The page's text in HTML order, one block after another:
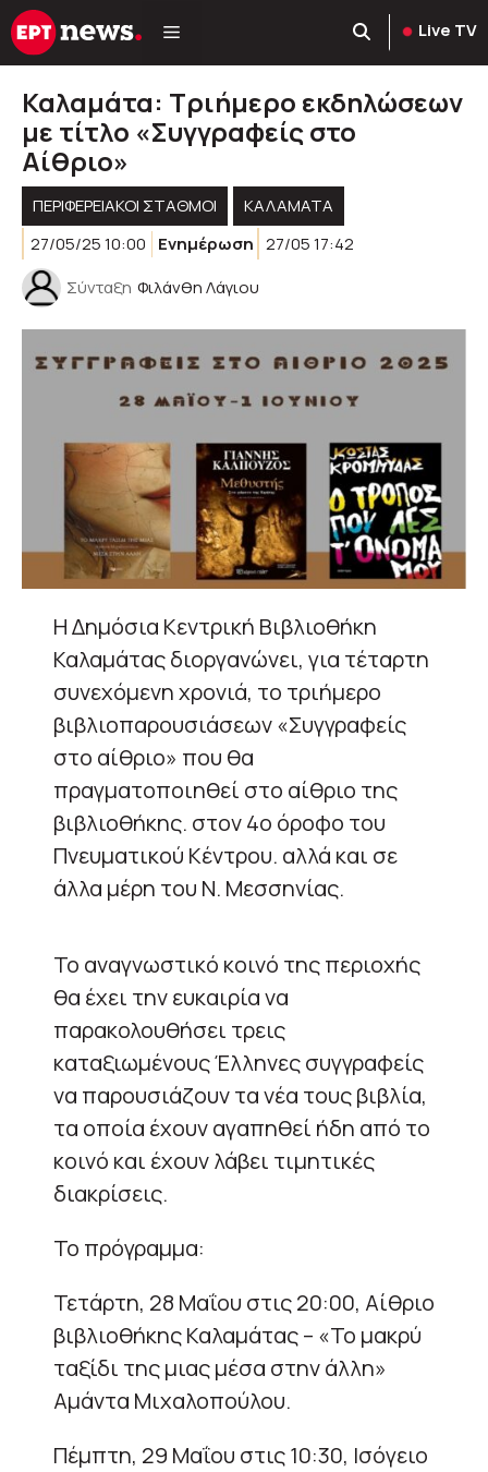
Μετάβαση
σε
Live TV
Καλαμάτα: Τριήμερο εκδηλώσεων
με τίτλο «Συγγραφείς στο
Αίθριο»
ΠΕΡΙΦΕΡΕΙΑΚΟΊ ΣΤΑΘΜΟΊ
ΚΑΛΑΜΑΤΑ
27/05/25 10:00
Ενημέρωση 27/05 17:42
Σύνταξη Φιλάνθη Λάγιου
Η Δημόσια Κεντρική Βιβλιοθήκη
Καλαμάτας διοργανώνει, για τέταρτη
συνεχόμενη χρονιά, το τριήμερο
βιβλιοπαρουσιάσεων «Συγγραφείς
στο αίθριο» που θα
πραγματοποιηθεί στο αίθριο της
βιβλιοθήκης. στον 4ο όροφο του
Πνευματικού Κέντρου. αλλά και σε
άλλα μέρη του Ν. Μεσσηνίας.
Το αναγνωστικό κοινό της περιοχής
θα έχει την ευκαιρία να
παρακολουθήσει τρεις
καταξιωμένους Έλληνες συγγραφείς
να παρουσιάζουν τα νέα τους βιβλία,
τα οποία έχουν αγαπηθεί ήδη από το
κοινό και έχουν λάβει τιμητικές
διακρίσεις.
Το πρόγραμμα:
Τετάρτη, 28 Μαΐου στις 20:00, Αίθριο
βιβλιοθήκης Καλαμάτας – «Το μακρύ
ταξίδι της μιας μέσα στην άλλη»
Αμάντα Μιχαλοπούλου.
Πέμπτη, 29 Μαΐου στις 10:30, Ισόγειο